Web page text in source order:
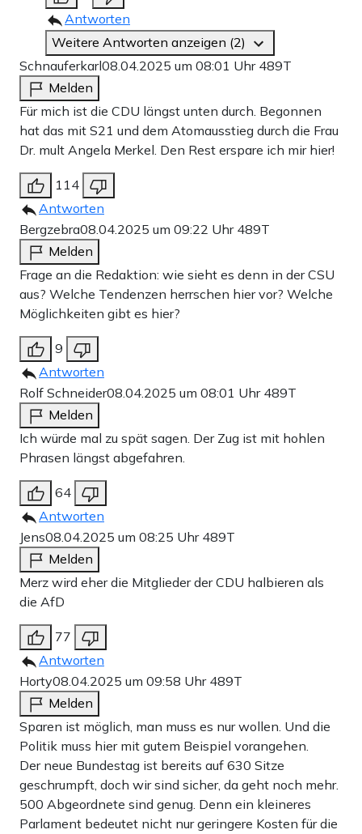
Antworten
Weitere Antworten anzeigen (2)
Schnauferkarl08.04.2025 um 08:01 Uhr 489T
Melden
Für mich ist die CDU längst unten durch. Begonnen
hat das mit S21 und dem Atomausstieg durch die Frau
Dr. mult Angela Merkel. Den Rest erspare ich mir hier!
114
Antworten
Bergzebra08.04.2025 um 09:22 Uhr 489T
Melden
Frage an die Redaktion: wie sieht es denn in der CSU
aus? Welche Tendenzen herrschen hier vor? Welche
Möglichkeiten gibt es hier?
9
Antworten
Rolf Schneider08.04.2025 um 08:01 Uhr 489T
Melden
Ich würde mal zu spät sagen. Der Zug ist mit hohlen
Phrasen längst abgefahren.
64
Antworten
Jens08.04.2025 um 08:25 Uhr 489T
Melden
Merz wird eher die Mitglieder der CDU halbieren als
die AfD
77
Antworten
Horty08.04.2025 um 09:58 Uhr 489T
Melden
Sparen ist möglich, man muss es nur wollen. Und die
Politik muss hier mit gutem Beispiel vorangehen.
Der neue Bundestag ist bereits auf 630 Sitze
geschrumpft, doch wir sind sicher, da geht noch mehr.
500 Abgeordnete sind genug. Denn ein kleineres
Parlament bedeutet nicht nur geringere Kosten für die